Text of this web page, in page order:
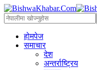
होमपेज
समाचार
देश
अन्तर्राष्ट्रिय